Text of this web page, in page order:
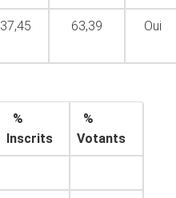
37,45 63,39 Oui
%
Inscrits
%
Votants